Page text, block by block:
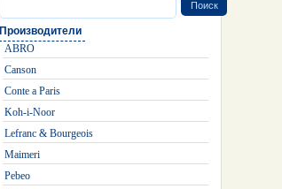
Производители
ABRO
Canson
Conte a Paris
Koh-i-Noor
Lefranc & Bourgeois
Maimeri
Pebeo